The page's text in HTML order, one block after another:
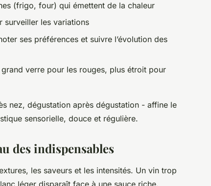
(frigo, four) qui émettent de la chaleur
surveiller les variations
ses préférences et suivre l’évolution des
grand verre pour les rouges, plus étroit pour
nez, dégustation après dégustation - affine le
sensorielle, douce et régulière.
des indispensables
les saveurs et les intensités. Un vin trop